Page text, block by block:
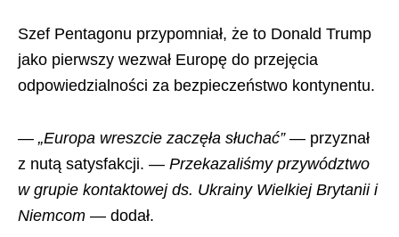
Szef Pentagonu przypomniał, że to Donald Trump
jako pierwszy wezwał Europę do przejęcia
odpowiedzialności za bezpieczeństwo kontynentu.
— „Europa wreszcie zaczęła słuchać”— przyznał
z nutą satysfakcji. — Przekazaliśmy przywództwo
w grupie kontaktowej ds. Ukrainy Wielkiej Brytanii i
Niemcom — dodał.